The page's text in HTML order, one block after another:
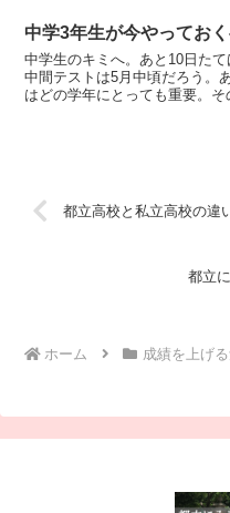
中学3年生が今やってお
中学生のキミへ。あと10日た
中間テストは5月中頃だろう。
はどの学年にとっても重要。
都立高校と私立高校の
都立
ホーム 成績を上げ